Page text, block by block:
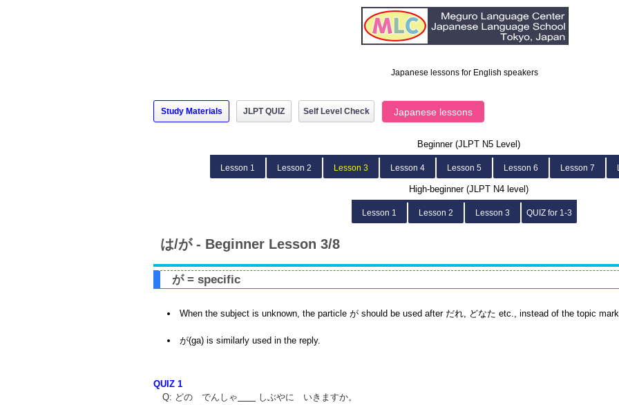
Japanese lessons for English speakers
Study Materials JLPT QUIZ Self Level Check Japanese lessons
Beginner (JLPT N5 Level)
Lesson 1 Lesson 2 Lesson 3 Lesson 4 Lesson 5 Lesson 6 Lesson 7
High-beginner (JLPT N4 level)
Lesson 1 Lesson 2 Lesson 3 QUIZ for 1-3
は/が - Beginner Lesson 3/8
が = specific
When the subject is unknown, the particle が should be used after だれ, どなた etc., instead of the topic
が(ga) is similarly used in the reply.
QUIZ 1
Q: どの でんしゃ
しぶやに いきますか。